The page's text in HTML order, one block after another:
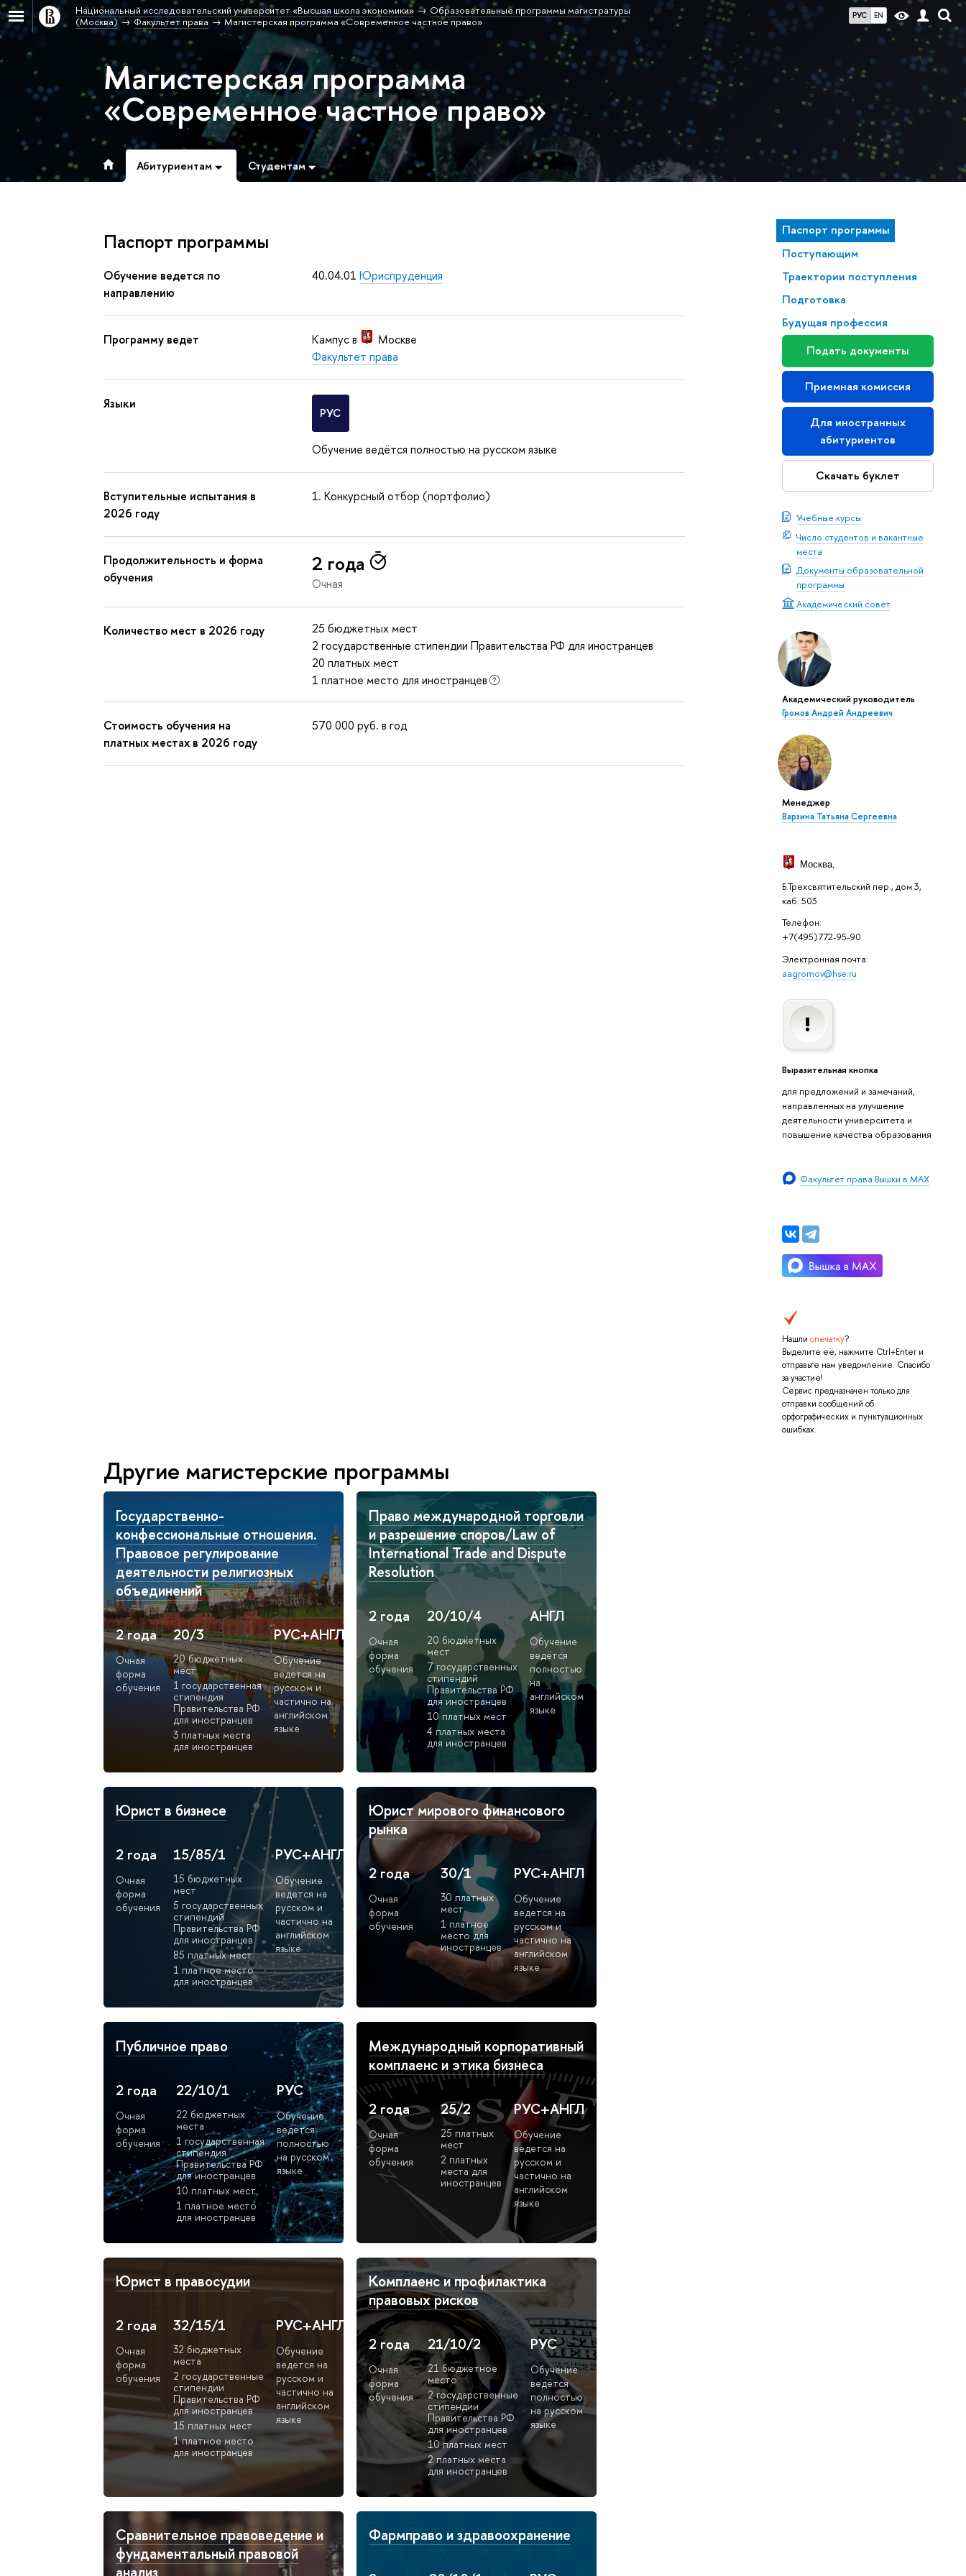
РУС EN
Национальный исследовательский университет «Высшая школа экономики»
Образовательные программы магистратуры
(Москва)
Факультет права Магистерская программа «Современное частное право»
Магистерская программа
«Современное частное право»
Абитуриентам Студентам
Паспорт программы
Поступающим
Траектории поступления
Подготовка
Будущая профессия
Подать документы
Приемная комиссия
Для иностранных
абитуриентов
Скачать буклет
Учебные курсы
Число студентов и вакантные
места
Документы образовательной
программы
Академический совет
Академический руководитель
Громов Андрей Андреевич
Менеджер
Варзина Татьяна Сергеевна
Москва,
Б.Трехсвятительский пер., дом 3,
каб. 503
Телефон:
+7(495)772-95-90
Электронная почта:
aagromov@hse.ru
Выразительная кнопка
для предложений и замечаний,
направленных на улучшение
деятельности университета и
повышение качества образования
Факультет права Вышки в MAX
Нашли опечатку?
Выделите её, нажмите Ctrl+Enter и
отправьте нам уведомление. Спасибо
за участие!
Сервис предназначен только для
отправки сообщений об
орфографических и пунктуационных
ошибках.
Паспорт программы
Обучение ведется по
направлению
40.04.01 Юриспруденция
Программу ведет Кампус в
Москве
Факультет права
Языки
РУС
Обучение ведётся полностью на русском языке
Вступительные испытания в
2026 году
Конкурсный отбор (портфолио)
Продолжительность и форма
обучения
2 года
Очная
Количество мест в 2026 году
25 бюджетных мест
2 государственные стипендии Правительства РФ для иностранцев
20 платных мест
1 платное место для иностранцев
Стоимость обучения на
платных местах в 2026 году
570 000 руб. в год
Другие магистерские программы
Государственно-
конфессиональные отношения.
Правовое регулирование
деятельности религиозных
объединений
2 года
Очная
форма
обучения
20/3
20 бюджетных
мест
1 государственная
стипендия
Правительства РФ
для иностранцев
3 платных места
для иностранцев
РУС+АНГЛ
Обучение
ведется на
русском и
частично на
английском
языке
Право международной торговли
и разрешение споров/Law of
International Trade and Dispute
Resolution
2 года
Очная
форма
обучения
20/10/4
20 бюджетных
мест
7 государственных
стипендий
Правительства РФ
для иностранцев
10 платных мест
4 платных места
для иностранцев
АНГЛ
Обучение
ведётся
полностью
на
английском
языке
Юрист в бизнесе
2 года
Очная
форма
обучения
15/85/1
15 бюджетных
мест
5 государственных
стипендий
Правительства РФ
для иностранцев
85 платных мест
1 платное место
для иностранцев
РУС+АНГЛ
Обучение
ведется на
русском и
частично на
английском
языке
Юрист мирового финансового
рынка
2 года
Очная
форма
обучения
30/1
30 платных
мест
1 платное
место для
иностранцев
РУС+АНГЛ
Обучение
ведется на
русском и
частично на
английском
языке
Публичное право
2 года
Очная
форма
обучения
22/10/1
22 бюджетных
места
1 государственная
стипендия
Правительства РФ
для иностранцев
10 платных мест
1 платное место
для иностранцев
РУС
Обучение
ведётся
полностью
на русском
языке
Международный корпоративный
комплаенс и этика бизнеса
2 года
Очная
форма
обучения
25/2
25 платных
мест
2 платных
места для
иностранцев
РУС+АНГЛ
Обучение
ведется на
русском и
частично на
английском
языке
Юрист в правосудии
2 года
Очная
форма
обучения
32/15/1
32 бюджетных
места
2 государственные
стипендии
Правительства РФ
для иностранцев
15 платных мест
1 платное место
для иностранцев
РУС+АНГЛ
Обучение
ведется на
русском и
частично на
английском
языке
Комплаенс и профилактика
правовых рисков
2 года
Очная
форма
обучения
21/10/2
21 бюджетное
место
2 государственные
стипендии
Правительства РФ
для иностранцев
10 платных мест
2 платных места
для иностранцев
РУС
Обучение
ведётся
полностью
на русском
языке
Сравнительное правоведение и
фундаментальный правовой
Фармправо и здравоохранение